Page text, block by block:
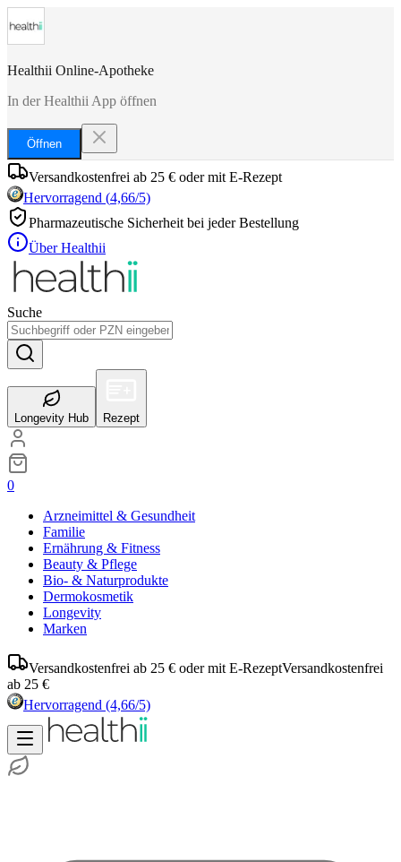
Healthii Online-Apotheke
In der Healthii App öffnen
Öffnen
Versandkostenfrei ab 25 € oder mit E-Rezept
Hervorragend (4,66/5)
Pharmazeutische Sicherheit bei jeder Bestellung
Über Healthii
Suche
Longevity Hub Rezept
0
Arzneimittel & Gesundheit
Familie
Ernährung & Fitness
Beauty & Pflege
Bio- & Naturprodukte
Dermokosmetik
Longevity
Marken
Versandkostenfrei ab 25 € oder mit E-RezeptVersandkostenfrei
ab 25 €
Hervorragend (4,66/5)